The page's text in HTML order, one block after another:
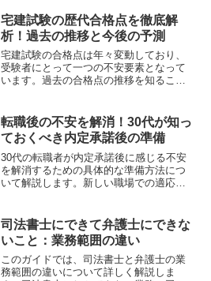
に説明します。
宅建試験の歴代合格点を徹底解
析！過去の推移と今後の予測
宅建試験の合格点は年々変動しており、
受験者にとって一つの不安要素となって
います。過去の合格点の推移を知ること
を徹底解析し、過去の傾向と今後の予測
について詳しく解説します。
転職後の不安を解消！30代が知っ
ておくべき内定承諾後の準備
30代の転職者が内定承諾後に感じる不安
を解消するための具体的な準備方法につ
いて解説します。新しい職場での適応方
るためのアドバイスを提供します。
司法書士にできて弁護士にできな
いこと：業務範囲の違い
このガイドでは、司法書士と弁護士の業
務範囲の違いについて詳しく解説しま